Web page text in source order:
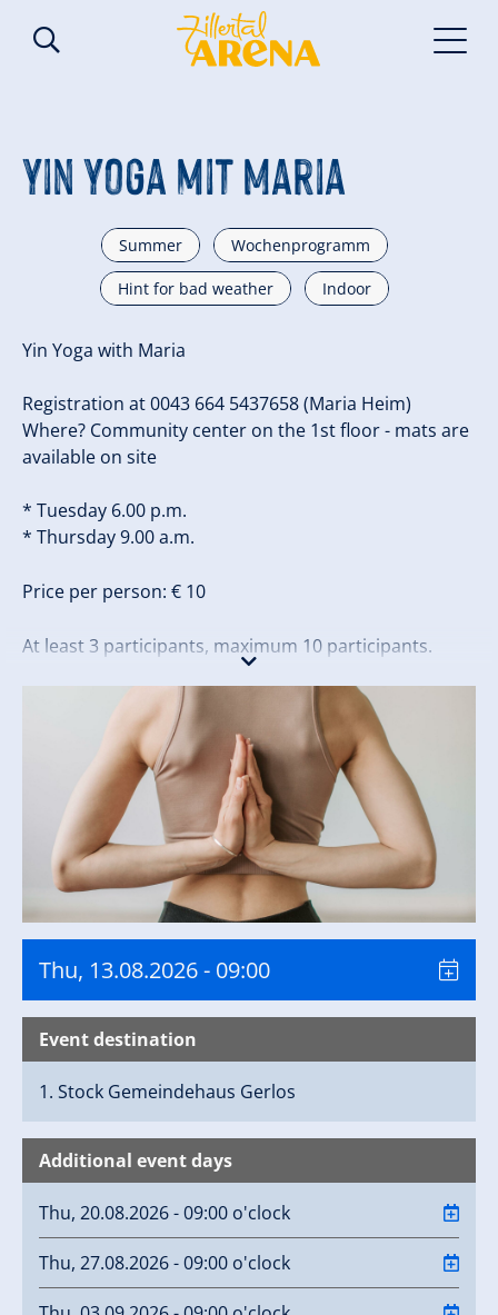
Yin Yoga mit Maria
Summer Wochenprogramm
Hint for bad weather Indoor
Yin Yoga with Maria
Registration at 0043 664 5437658 (Maria Heim)
Where? Community center on the 1st floor - mats are
available on site
* Tuesday 6.00 p.m.
* Thursday 9.00 a.m.
Price per person: € 10
At least 3 participants, maximum 10 participants.
Thu, 13.08.2026- 09:00
Event destination
1. Stock Gemeindehaus Gerlos
Additional event days
Thu, 20.08.2026 - 09:00 o'clock
Thu, 27.08.2026 - 09:00 o'clock